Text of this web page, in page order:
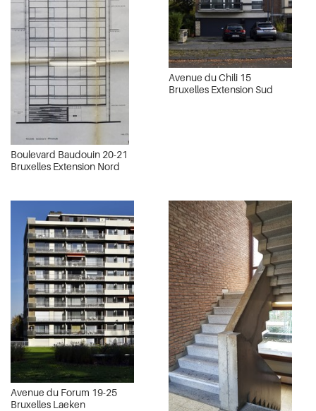
Boulevard Baudouin 20-21
Bruxelles Extension Nord
Avenue du Chili 15
Bruxelles Extension Sud
Avenue du Forum 19-25
Bruxelles Laeken